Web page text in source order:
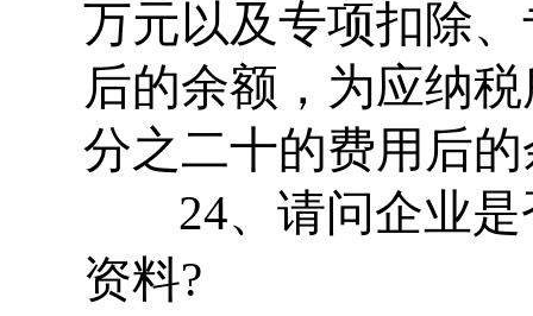
万元以及专项扣除
后的余额，为应纳
分之二十的费用后
24、请问企业是
资料?